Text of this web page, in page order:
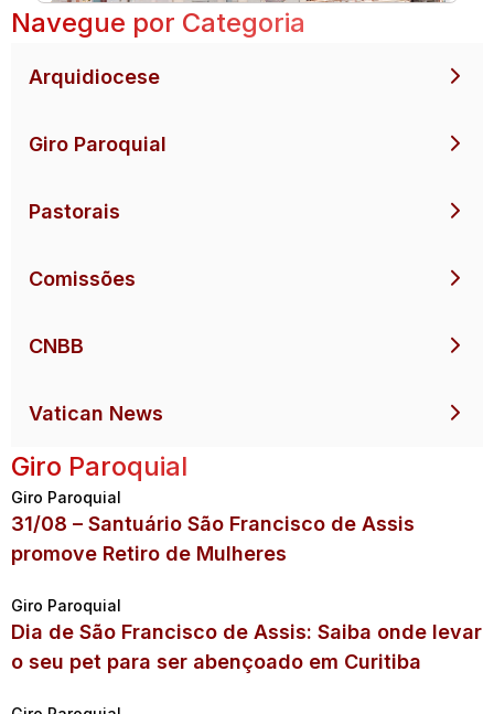
Navegue por Categoria
Arquidiocese
Giro Paroquial
Pastorais
Comissões
CNBB
Vatican News
Giro Paroquial
Giro Paroquial
31/08 – Santuário São Francisco de Assis
promove Retiro de Mulheres
Giro Paroquial
Dia de São Francisco de Assis: Saiba onde levar
o seu pet para ser abençoado em Curitiba